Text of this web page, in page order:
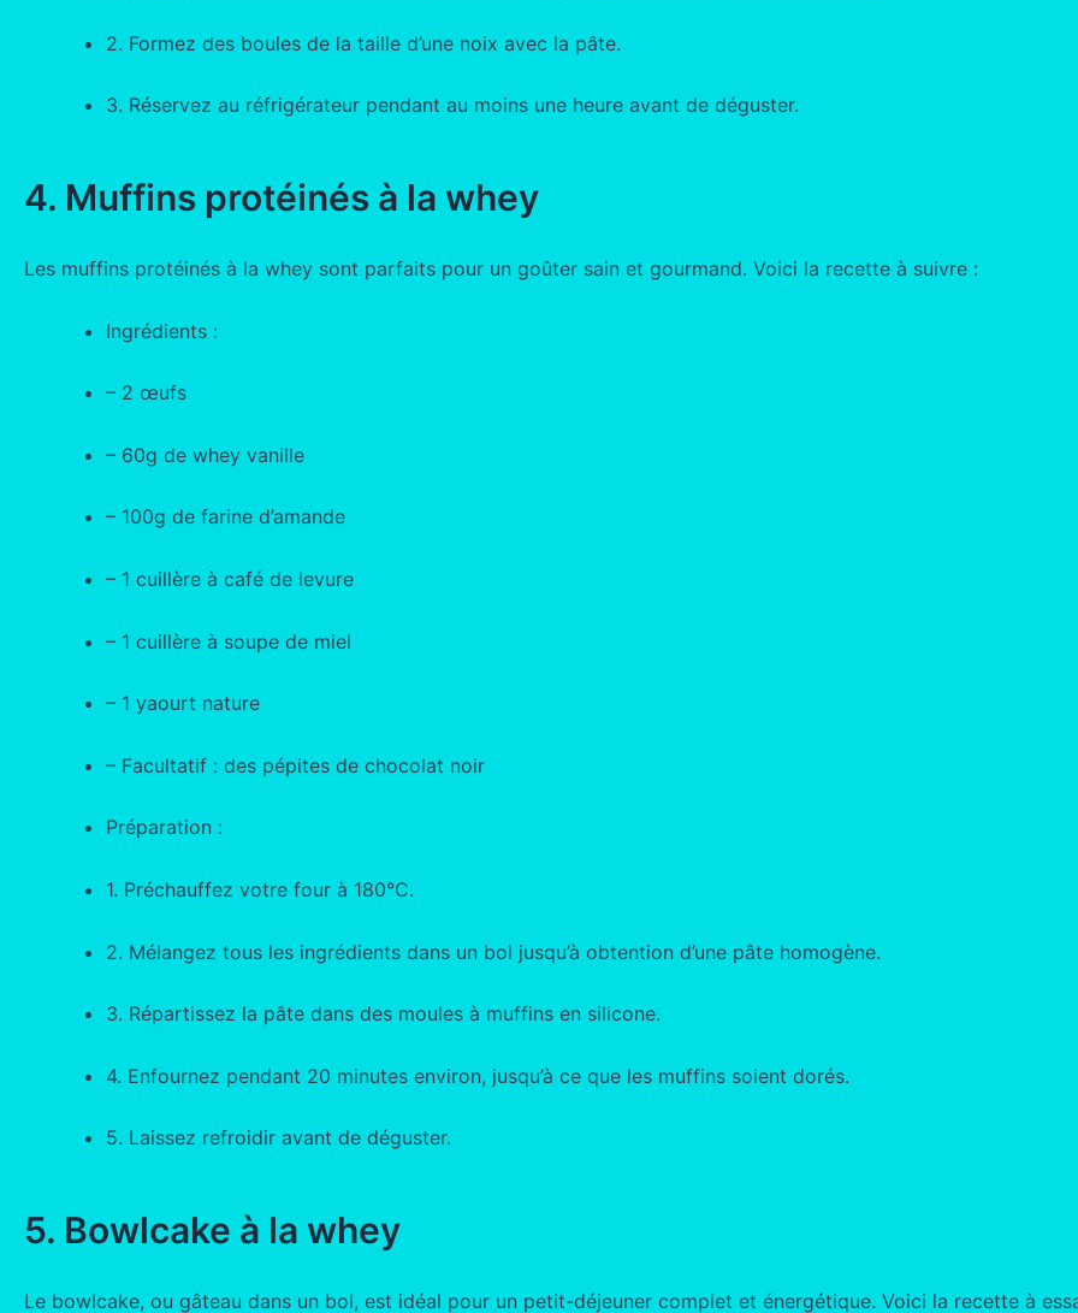
2. Formez des boules de la taille d’une noix avec la pâte.
3. Réservez au réfrigérateur pendant au moins une heure avant de déguster.
4. Muffins protéinés à la whey
Les muffins protéinés à la whey sont parfaits pour un goûter sain et gourmand. Voici la recette à suivre :
Ingrédients :
– 2 œufs
– 60g de whey vanille
– 100g de farine d’amande
– 1 cuillère à café de levure
– 1 cuillère à soupe de miel
– 1 yaourt nature
– Facultatif : des pépites de chocolat noir
Préparation :
1. Préchauffez votre four à 180°C.
2. Mélangez tous les ingrédients dans un bol jusqu’à obtention d’une pâte homogène.
3. Répartissez la pâte dans des moules à muffins en silicone.
4. Enfournez pendant 20 minutes environ, jusqu’à ce que les muffins soient dorés.
5. Laissez refroidir avant de déguster.
5. Bowlcake à la whey
Le bowlcake, ou gâteau dans un bol, est idéal pour un petit-déjeuner complet et énergétique. Voici la recette à